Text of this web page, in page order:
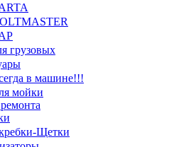
грузовых
в машине!!!
мойки
Щетки